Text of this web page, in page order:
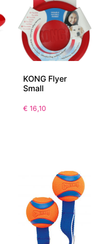
KONG Flyer
Small
€ 16,10